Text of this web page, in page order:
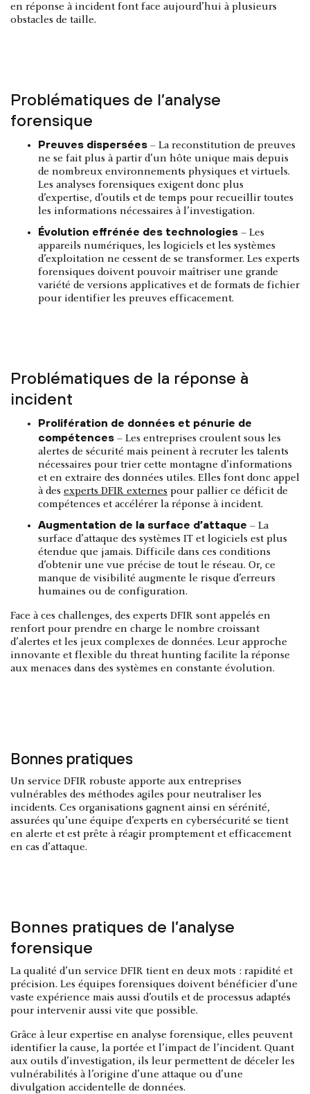
en réponse à incident font face aujourd’hui à plusieurs
obstacles de taille.
Problématiques de l’analyse
forensique
Preuves dispersées – La reconstitution de preuves
ne se fait plus à partir d’un hôte unique mais depuis
de nombreux environnements physiques et virtuels.
Les analyses forensiques exigent donc plus
d’expertise, d’outils et de temps pour recueillir toutes
les informations nécessaires à l’investigation.
Évolution effrénée des technologies – Les
appareils numériques, les logiciels et les systèmes
d’exploitation ne cessent de se transformer. Les experts
forensiques doivent pouvoir maîtriser une grande
variété de versions applicatives et de formats de fichier
pour identifier les preuves efficacement.
Problématiques de la réponse à
incident
Prolifération de données et pénurie de
compétences – Les entreprises croulent sous les
alertes de sécurité mais peinent à recruter les talents
nécessaires pour trier cette montagne d’informations
et en extraire des données utiles. Elles font donc appel
à des experts DFIR externes pour pallier ce déficit de
compétences et accélérer la réponse à incident.
Augmentation de la surface d’attaque – La
surface d’attaque des systèmes IT et logiciels est plus
étendue que jamais. Difficile dans ces conditions
d’obtenir une vue précise de tout le réseau. Or, ce
manque de visibilité augmente le risque d’erreurs
humaines ou de configuration.
Face à ces challenges, des experts DFIR sont appelés en
renfort pour prendre en charge le nombre croissant
d’alertes et les jeux complexes de données. Leur approche
innovante et flexible du threat hunting facilite la réponse
aux menaces dans des systèmes en constante évolution.
Bonnes pratiques
Un service DFIR robuste apporte aux entreprises
vulnérables des méthodes agiles pour neutraliser les
incidents. Ces organisations gagnent ainsi en sérénité,
assurées qu’une équipe d’experts en cybersécurité se tient
en alerte et est prête à réagir promptement et efficacement
en cas d’attaque.
Bonnes pratiques de l’analyse
forensique
La qualité d’un service DFIR tient en deux mots : rapidité et
précision. Les équipes forensiques doivent bénéficier d’une
vaste expérience mais aussi d’outils et de processus adaptés
pour intervenir aussi vite que possible.
Grâce à leur expertise en analyse forensique, elles peuvent
identifier la cause, la portée et l’impact de l’incident. Quant
aux outils d’investigation, ils leur permettent de déceler les
vulnérabilités à l’origine d’une attaque ou d’une
divulgation accidentelle de données.